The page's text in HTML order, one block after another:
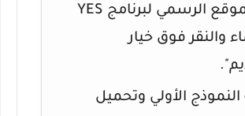
إلى الموقع الرسمي لبرنامج YES
والنقر فوق خيار
النموذج الأولي وتحميل